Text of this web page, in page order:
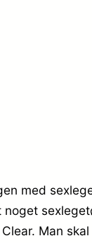
med
Man